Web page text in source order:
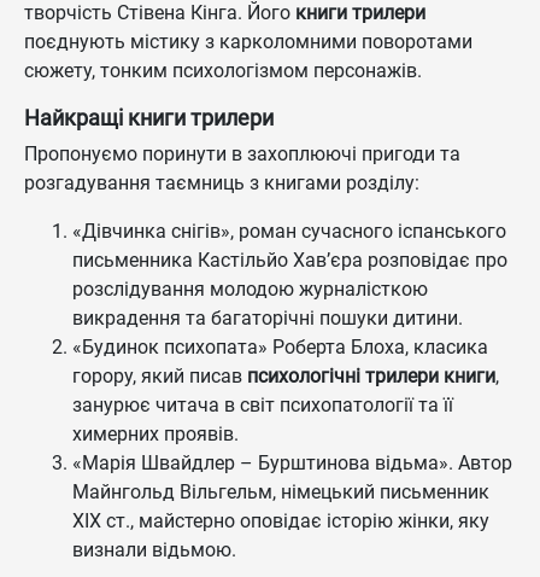
творчість Стівена Кінга. Його книги трилери
поєднують містику з карколомними поворотами
сюжету, тонким психологізмом персонажів.
Найкращі книги трилери
Пропонуємо поринути в захоплюючі пригоди та
розгадування таємниць з книгами розділу:
«Дівчинка снігів», роман сучасного іспанського
письменника Кастільйо Хав’єра розповідає про
розслідування молодою журналісткою
викрадення та багаторічні пошуки дитини.
«Будинок психопата» Роберта Блоха, класика
горору, який писав психологічні трилери книги,
занурює читача в світ психопатології та її
химерних проявів.
«Марія Швайдлер – Бурштинова відьма». Автор
Майнгольд Вільгельм, німецький письменник
ХІХ ст., майстерно оповідає історію жінки, яку
визнали відьмою.